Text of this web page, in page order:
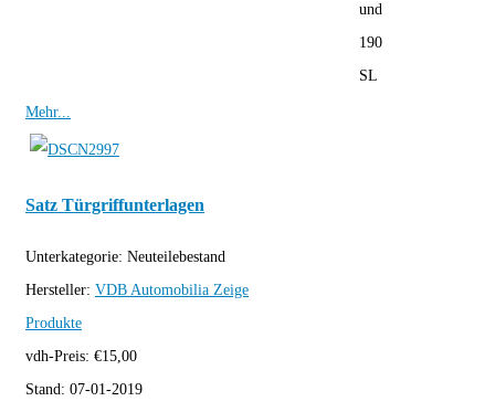
und
190
SL
Mehr...
Satz Türgriffunterlagen
Unterkategorie: Neuteilebestand
Hersteller: VDB Automobilia Zeige
Produkte
vdh-Preis: €15,00
Stand: 07-01-2019